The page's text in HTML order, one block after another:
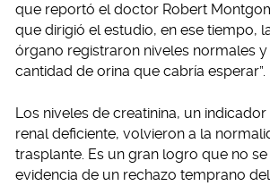
que reportó el doctor Robert
que dirigió el estudio, en ese tiempo,
órgano registraron niveles normales y
cantidad de orina que cabría esperar”.
Los niveles de creatinina, un
renal deficiente, volvieron a la
trasplante. Es un gran logro que no
evidencia de un rechazo temprano